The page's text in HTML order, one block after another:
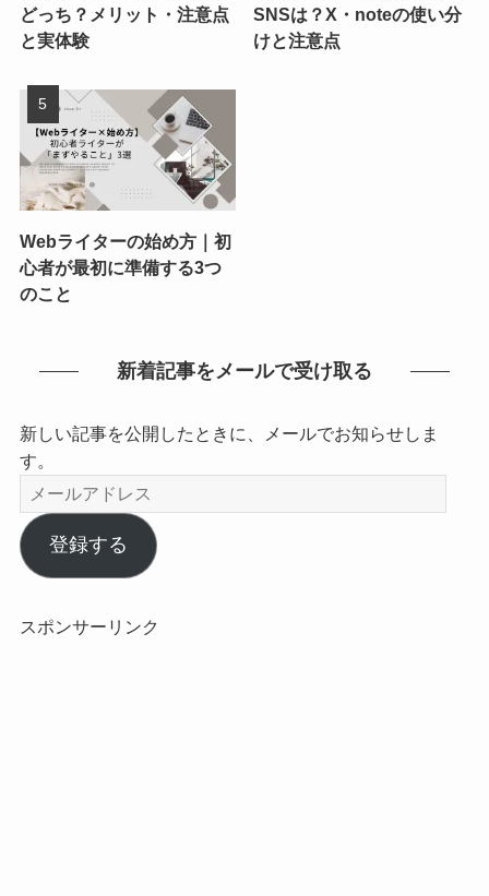
どっち？メリット・注意点
と実体験
SNSは？X・noteの使い分
けと注意点
Webライターの始め方｜初
心者が最初に準備する3つ
のこと
新着記事をメールで受け取る
新しい記事を公開したときに、メールでお知らせしま
す。
メ
ー
ル
ア
レ
登録する
スポンサーリンク